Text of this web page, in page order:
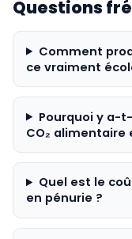
Questions
Comment
ce vraiment
Pourquoi y a-
CO₂ alimentaire
Quel est le
en pénurie ?